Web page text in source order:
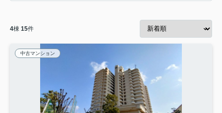
4棟 15件
中古マンション